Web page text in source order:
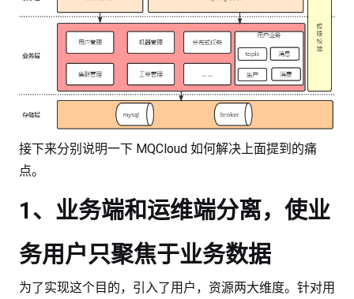
接下来分别说明一下 MQCloud 如何解决上面提到的痛
点。
1、业务端和运维端分离，使业
务用户只聚焦于业务数据
为了实现这个目的，引入了用户，资源两大维度。针对用